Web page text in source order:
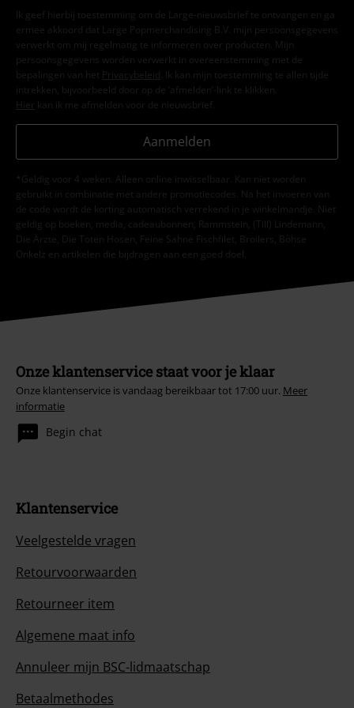
Ik geef hierbij toestemming om de Large-nieuwsbrief te ontvangen en ga
ermee akkoord dat Large Popmerchandising B.V. mijn persoonsgegevens
verwerkt om mij regelmatig te informeren over producten. Mijn
persoonsgegevens worden verwerkt in overeenstemming met de
bepalingen van het
Privacybeleid . Ik kan mijn toestemming te allen tijde
intrekken, bijvoorbeeld door op de ‘afmelden’-link te klikken.
Hier kan ik me afmelden voor de nieuwsbrief.
Aanmelden
*Geldig voor 4 weken. Alleen online inwisselbaar. Kan niet worden
gebruikt in combinatie met andere promotiecodes. Na het invoeren van
de code wordt de korting automatisch verrekend in je winkelmandje. Niet
geldig op boeken, media, cadeaubonnen, Rammstein, (Till) Lindemann,
Die Ärzte, Die Toten Hosen, Feine Sahne Fischfilet, Broilers, Böhse
Onkelz en artikelen die bijdragen aan een goed doel.
Onze klantenservice staat voor je klaar
Onze klantenservice is vandaag bereikbaar tot 17:00 uur. Meer
informatie
Begin chat
Klantenservice
Veelgestelde vragen
Retourvoorwaarden
Retourneer item
Algemene maat info
Annuleer mijn BSC-lidmaatschap
Betaalmethodes